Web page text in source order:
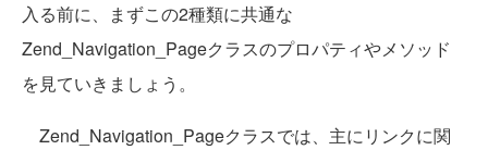
入る前に、まずこの2種類に共通な
Zend_Navigation_Pageクラスのプロパティやメソッド
を見ていきましょう。
Zend_Navigation_Pageクラスでは、主にリンクに関